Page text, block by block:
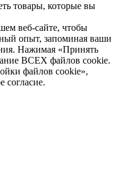
товары, которые вы
веб-сайте, чтобы
опыт, запоминая ваши
Нажимая «Принять
ВСЕХ файлов cookie.
файлов cookie»,
согласие.